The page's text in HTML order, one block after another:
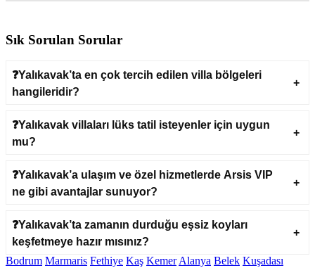
Sık Sorulan Sorular
❓Yalıkavak’ta en çok tercih edilen villa bölgeleri
hangileridir?
❓Yalıkavak villaları lüks tatil isteyenler için uygun
mu?
❓Yalıkavak’a ulaşım ve özel hizmetlerde Arsis VIP
ne gibi avantajlar sunuyor?
❓Yalıkavak’ta zamanın durduğu eşsiz koyları
keşfetmeye hazır mısınız?
Bodrum Marmaris Fethiye Kaş KemerAlanya Belek Kuşadası